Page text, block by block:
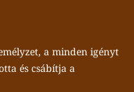
a minden igényt
és csábítja a